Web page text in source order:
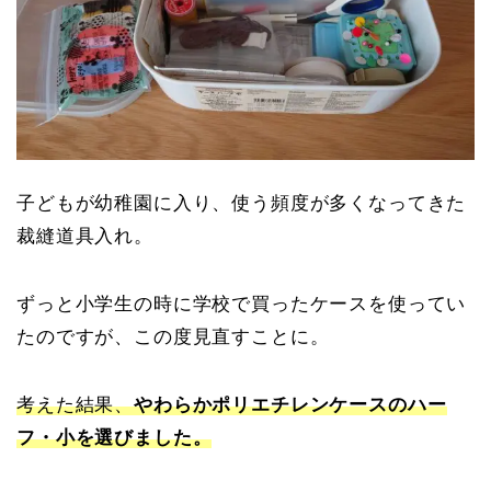
子どもが幼稚園に入り、使う頻度が多くなってきた
裁縫道具入れ。
ずっと小学生の時に学校で買ったケースを使ってい
たのですが、この度見直すことに。
考えた結果、やわらかポリエチレンケースのハー
フ・小を選びました。